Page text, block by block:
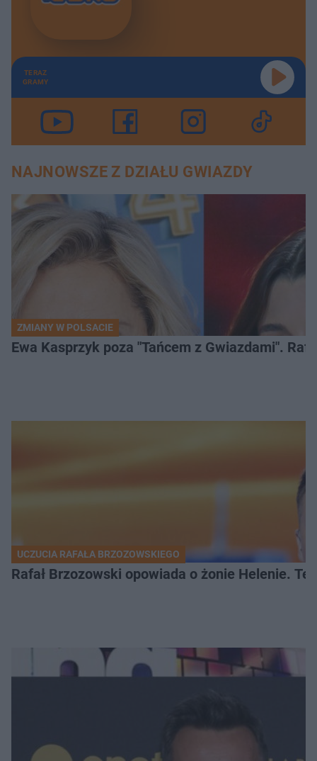
TERAZ
GRAMY
NAJNOWSZE Z DZIAŁU GWIAZDY
ZMIANY W POLSACIE
Ewa Kasprzyk poza "Tańcem z Gwiazdami".
UCZUCIA RAFAŁA BRZOZOWSKIEGO
Rafał Brzozowski opowiada o żonie Helenie. Te